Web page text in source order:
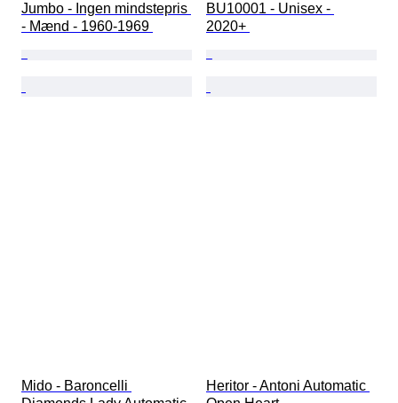
Jumbo - Ingen mindstepris
- Mænd - 1960-1969
BU10001 - Unisex -
2020+
Mido - Baroncelli
Heritor - Antoni Automatic